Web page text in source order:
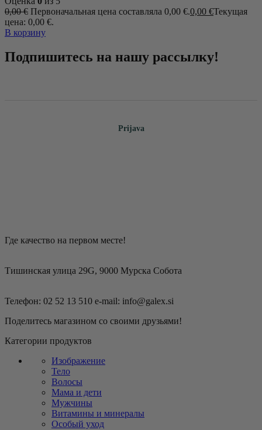
0,00€ Первоначальная цена составляла 0,00 €.0,00 €Текущая
цена: 0,00 €.
В корзину
Подпишитесь на нашу рассылку!
Prijava
Где качество на первом месте!
Тишинская улица 29G, 9000 Мурска Собота
Телефон: 02 52 13 510 e-mail: info@galex.si
Поделитесь магазином со своими друзьями!
Категории продуктов
Изображение
Тело
Волосы
Мама и дети
Мужчины
Витамины и минералы
Особый уход